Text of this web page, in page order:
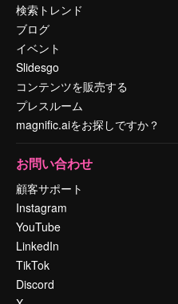
検索トレンド
ブログ
イベント
Slidesgo
コンテンツを販売する
プレスルーム
magnific.aiをお探しですか？
お問い合わせ
顧客サポート
Instagram
YouTube
LinkedIn
TikTok
Discord